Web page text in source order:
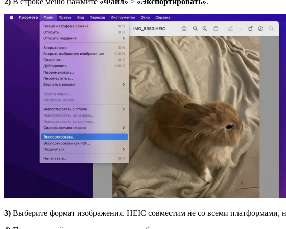
3) Выберите формат изображения. HEIC совместим не со всеми